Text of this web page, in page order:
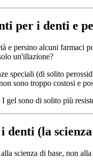
per i denti e
e persino alcuni
un'illazione?
speciali (di solito
sono troppo costosi e
I gel sono di solito più
denti (la
scienza di base, non